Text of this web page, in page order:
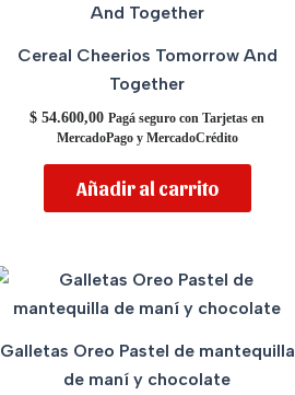
Cereal Cheerios Tomorrow And
Together
$ 54.600,00 Pagá seguro con Tarjetas en
MercadoPago y MercadoCrédito
Añadir al carrito
Galletas Oreo Pastel de mantequilla
de maní y chocolate